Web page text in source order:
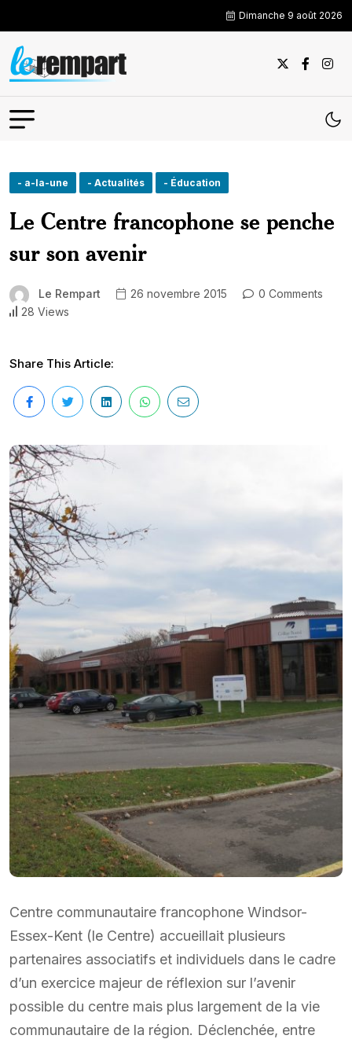
Dimanche 9 août 2026
- a-la-une - Actualités - Éducation
Le Centre francophone se penche
sur son avenir
Le Rempart 26 novembre 2015
0 Comments
28 Views
Share This Article:
Centre communautaire francophone Windsor-
Essex-Kent (le Centre) accueillait plusieurs
partenaires associatifs et individuels dans le cadre
d’un exercice majeur de réflexion sur l’avenir
possible du centre mais plus largement de la vie
communautaire de la région. Déclenchée, entre